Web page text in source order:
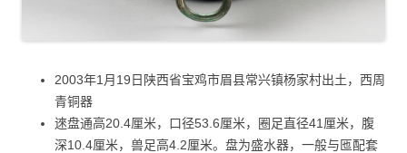
2003年1月19日陕西省宝鸡市眉县常兴镇杨家村出土，西周
青铜器
逨盘通高20.4厘米，口径53.6厘米，圈足直径41厘米，腹
深10.4厘米，兽足高4.2厘米。盘为盛水器，一般与匜配套